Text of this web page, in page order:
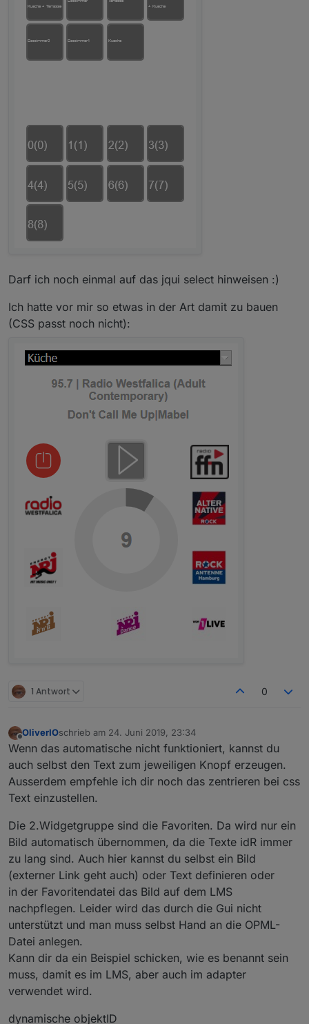
Darf ich noch einmal auf das jqui select hinweisen :)
Ich hatte vor mir so etwas in der Art damit zu bauen
(CSS passt noch nicht):
1 Antwort 0
Offline
OliverIOschrieb am 24. Juni 2019, 23:34
zuletzt editiert von
Wenn das automatische nicht funktioniert, kannst du
auch selbst den Text zum jeweiligen Knopf erzeugen.
Ausserdem empfehle ich dir noch das zentrieren bei css
Text einzustellen.
Die 2.Widgetgruppe sind die Favoriten. Da wird nur ein
Bild automatisch übernommen, da die Texte idR immer
zu lang sind. Auch hier kannst du selbst ein Bild
(externer Link geht auch) oder Text definieren oder
in der Favoritendatei das Bild auf dem LMS
nachpflegen. Leider wird das durch die Gui nicht
unterstützt und man muss selbst Hand an die OPML-
Datei anlegen.
Kann dir da ein Beispiel schicken, wie es benannt sein
muss, damit es im LMS, aber auch im adapter
verwendet wird.
dynamische objektID